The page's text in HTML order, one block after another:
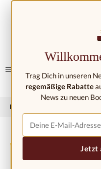
Domů
⚠️
Změna podmínek
PPWR
Trag Dich in unseren
regemäßige Rabatte
News zu neuen
Jetzt